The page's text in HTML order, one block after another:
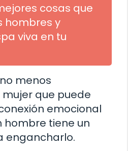
cosas que
hombres y
viva en tu
menos
que puede
emocional
hombre tiene un
engancharlo.